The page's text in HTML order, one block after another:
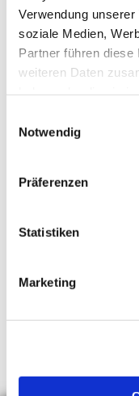
Verwendung
soziale Medien,
Partner führen
weiteren Daten
Notwendig
Präferenzen
Statistiken
Marketing
Weitere
bei Frau Christa
und Frau